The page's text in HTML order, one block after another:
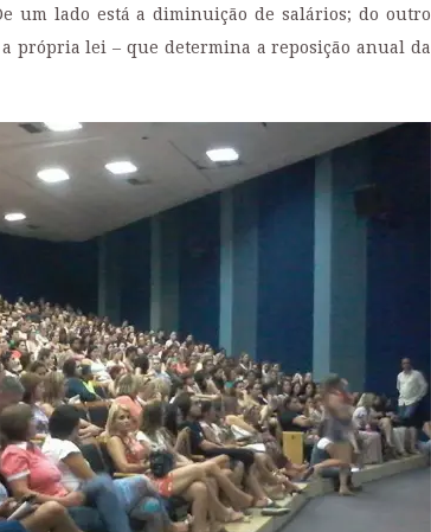
um lado está a diminuição de salários; do outro
própria lei – que determina a reposição anual da